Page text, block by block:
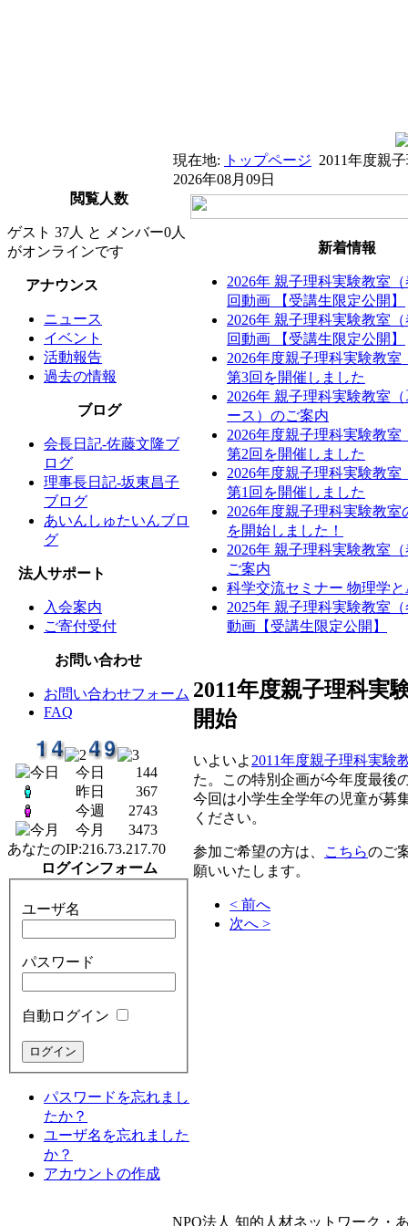
現在地: トップページ 2011年度親
2026年08月09日
閲覧人数
ゲスト 37人 と メンバー0人
がオンラインです
アナウンス
ニュース
イベント
活動報告
過去の情報
ブログ
会長日記-佐藤文隆ブ
ログ
理事長日記-坂東昌子
ブログ
あいんしゅたいんブロ
グ
法人サポート
入会案内
ご寄付受付
お問い合わせ
お問い合わせフォーム
FAQ
今日
144
昨日
367
今週
2743
今月
3473
あなたのIP:216.73.217.70
ログインフォーム
ユーザ名
パスワード
自動ログイン
パスワードを忘れまし
たか？
ユーザ名を忘れました
か？
アカウントの作成
新着情報
2026年 親子理科実験教室
回動画 【受講生限定公開】
2026年 親子理科実験教室
回動画 【受講生限定公開】
2026年度親子理科実験教室
第3回を開催しました
2026年 親子理科実験教室
ース）のご案内
2026年度親子理科実験教室
第2回を開催しました
2026年度親子理科実験教室
第1回を開催しました
2026年度親子理科実験教室
を開始しました！
2026年 親子理科実験教室
ご案内
科学交流セミナー 物理学
2025年 親子理科実験教室
動画【受講生限定公開】
2011年度親子理科実
開始
いよいよ 2011年度親子理科実験
た。この特別企画が今年度最後
今回は小学生全学年の児童が募
ください。
参加ご希望の方は、 こちらのご
願いいたします。
< 前へ
次へ >
NPO法人 知的人材ネットワーク・